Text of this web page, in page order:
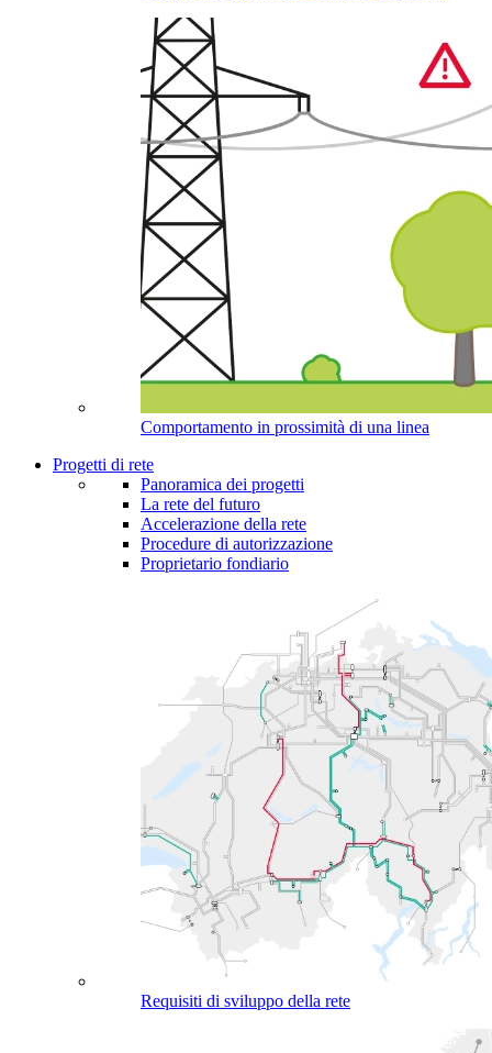
Comportamento in prossimità di una linea
Progetti di rete
Panoramica dei progetti
La rete del futuro
Accelerazione della rete
Procedure di autorizzazione
Proprietario fondiario
Requisiti di sviluppo della rete